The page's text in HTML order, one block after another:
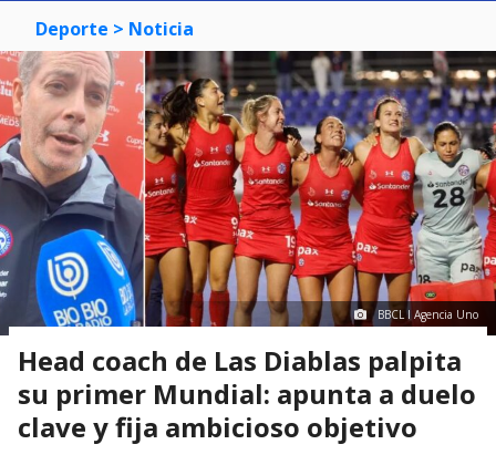
Deporte > Noticia
BBCL I Agencia Uno
Head coach de Las Diablas palpita
su primer Mundial: apunta a duelo
clave y fija ambicioso objetivo